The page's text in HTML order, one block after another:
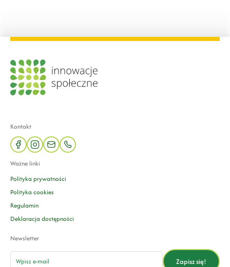
Kontakt
facebookinstagram
mail phone
Ważne linki
Polityka prywatności
Polityka cookies
Regulamin
Deklaracja dostępności
Newsletter
email
Zapisz się!